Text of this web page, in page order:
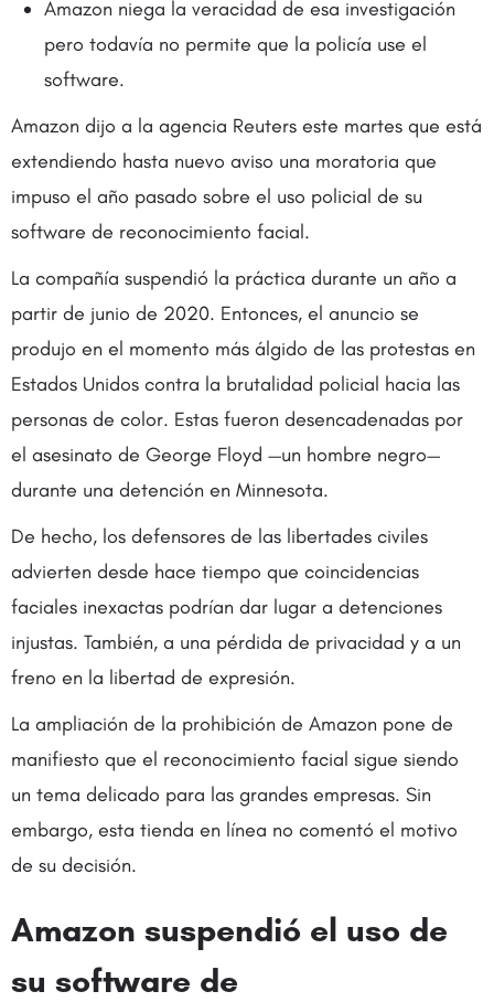
Amazon niega la veracidad de esa investigación
pero todavía no permite que la policía use el
software.
Amazon dijo a la agencia Reuters este martes que está
extendiendo hasta nuevo aviso una moratoria que
impuso el año pasado sobre el uso policial de su
software de reconocimiento facial.
La compañía suspendió la práctica durante un año a
partir de junio de 2020. Entonces, el anuncio se
produjo en el momento más álgido de las protestas en
Estados Unidos contra la brutalidad policial hacia las
personas de color. Estas fueron desencadenadas por
el asesinato de George Floyd —un hombre negro—
durante una detención en Minnesota.
De hecho, los defensores de las libertades civiles
advierten desde hace tiempo que coincidencias
faciales inexactas podrían dar lugar a detenciones
injustas. También, a una pérdida de privacidad y a un
freno en la libertad de expresión.
La ampliación de la prohibición de Amazon pone de
manifiesto que el reconocimiento facial sigue siendo
un tema delicado para las grandes empresas. Sin
embargo, esta tienda en línea no comentó el motivo
de su decisión.
Amazon suspendió el uso de
su software de